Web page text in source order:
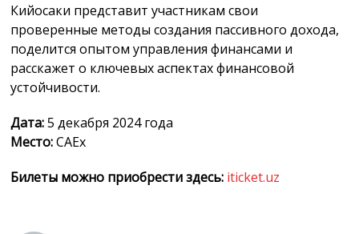
Кийосаки представит участникам свои
проверенные методы создания пассивного дохода,
поделится опытом управления финансами и
расскажет о ключевых аспектах финансовой
устойчивости.
Дата:5 декабря 2024 года
Место:CAEx
Билеты можно приобрести здесь: iticket.uz